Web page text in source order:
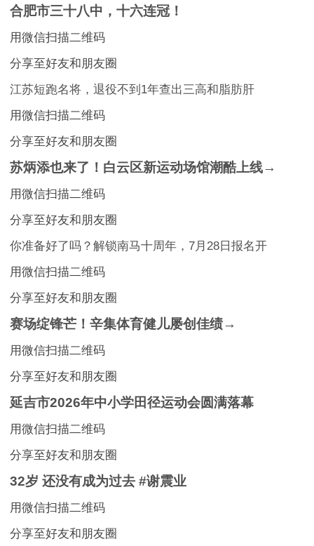
合肥市三十八中，十六连冠！
用微信扫描二维码
分享至好友和朋友圈
江苏短跑名将，退役不到1年查出三高和脂肪肝
用微信扫描二维码
分享至好友和朋友圈
苏炳添也来了！白云区新运动场馆潮酷上线→
用微信扫描二维码
分享至好友和朋友圈
你准备好了吗？解锁南马十周年，7月28日报名开
用微信扫描二维码
分享至好友和朋友圈
赛场绽锋芒！辛集体育健儿屡创佳绩→
用微信扫描二维码
分享至好友和朋友圈
延吉市2026年中小学田径运动会圆满落幕
用微信扫描二维码
分享至好友和朋友圈
32岁 还没有成为过去 #谢震业
用微信扫描二维码
分享至好友和朋友圈